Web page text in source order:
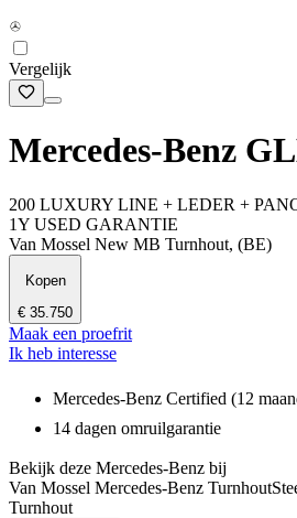
Vergelijk
Mercedes-Benz
200 LUXURY LINE + LEDER +
1Y USED GARANTIE
Van Mossel New MB Turnhout, (BE)
Kopen
€ 35.750
Maak een proefrit
Ik heb interesse
Mercedes-Benz Certified (12
14 dagen omruilgarantie
Bekijk deze Mercedes-Benz bij
Van Mossel Mercedes-Benz Turnhout
Turnhout